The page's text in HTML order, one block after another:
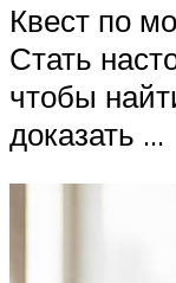
Квест по
Стать
чтобы
доказать …